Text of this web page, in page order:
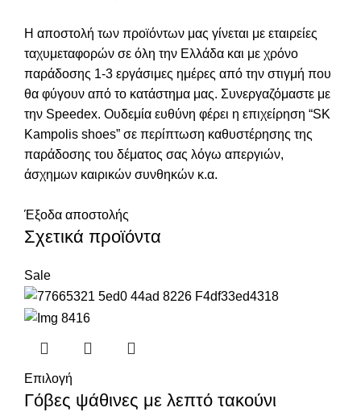
Η αποστολή των προϊόντων μας γίνεται με εταιρείες
ταχυμεταφορών σε όλη την Ελλάδα και με χρόνο
παράδοσης 1-3 εργάσιμες ημέρες από την στιγμή που
θα φύγουν από το κατάστημα μας. Συνεργαζόμαστε με
την Speedex. Oυδεμία ευθύνη φέρει η επιχείρηση “SK
Kampolis shoes” σε περίπτωση καθυστέρησης της
παράδοσης του δέματος σας λόγω απεργιών,
άσχημων καιρικών συνθηκών κ.α.
Έξοδα αποστολής
Σχετικά προϊόντα
Sale
Επιλογή
Γόβες ψάθινες με λεπτό τακούνι